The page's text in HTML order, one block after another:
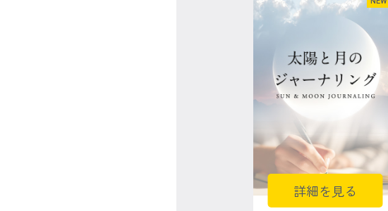
クラス参加にあたっての同意書詳細を見る